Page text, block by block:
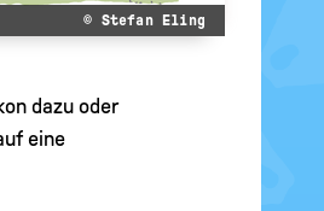
© Stefan Eling
dazu oder
eine